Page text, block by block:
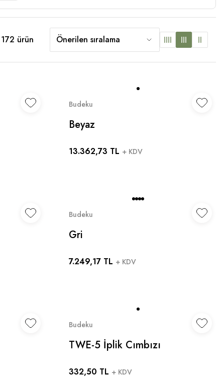
ürün
Budeku
Beyaz
13.362,73 TL + KDV
Budeku
Gri
7.249,17 TL + KDV
Budeku
TWE-5 İplik Cımbızı
332,50 TL + KDV